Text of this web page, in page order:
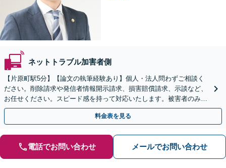
ネットトラブル加害者側
【片原町駅5分】【論文の執筆経験あり】個人・法人問わずご相談く
ださい。削除請求や発信者情報開示請求、損害賠償請求、示談など、
お任せください。スピード感を持って対応いたします。被害者のみな
らず加害者のご相談も可能です【夜間・休日面談可】
料金表を見る
電話でお問い合わせ メールでお問い合わせ